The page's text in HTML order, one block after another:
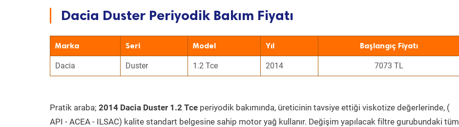
Dacia Duster Periyodik Bakım Fiyatı
Marka Seri Model Yıl Başlangıç Fiyatı
Dacia Duster 1.2 Tce 2014 7073 TL
Pratik araba; 2014 Dacia Duster 1.2 Tce periyodik bakımında, üreticinin tavsiye ettiği viskotize değerlerinde, (
API - ACEA - ILSAC) kalite standart belgesine sahip motor yağ kullanır. Değişim yapılacak filtre gurubundaki tüm